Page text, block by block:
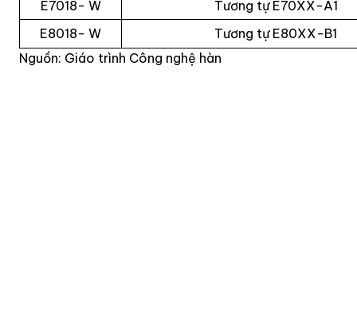
E7018- W
Tương tự E70XX-A1
E8018- W
Tương tự E80XX-B1
Nguồn: Giáo trình Công nghệ hàn